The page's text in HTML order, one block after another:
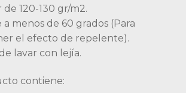
de 120-130 gr/m2.
a menos de 60 grados (Para
el efecto de repelente).
lavar con lejía.
contiene: